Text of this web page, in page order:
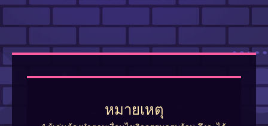
หมายเหตุ